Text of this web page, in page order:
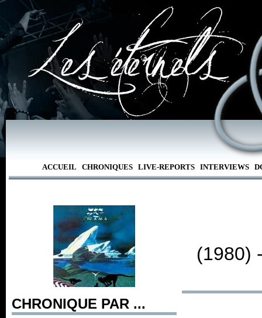
ACCUEIL CHRONIQUES LIVE-REPORTS INTERVIEWS
CHRONIQUE PAR ...
(1980)